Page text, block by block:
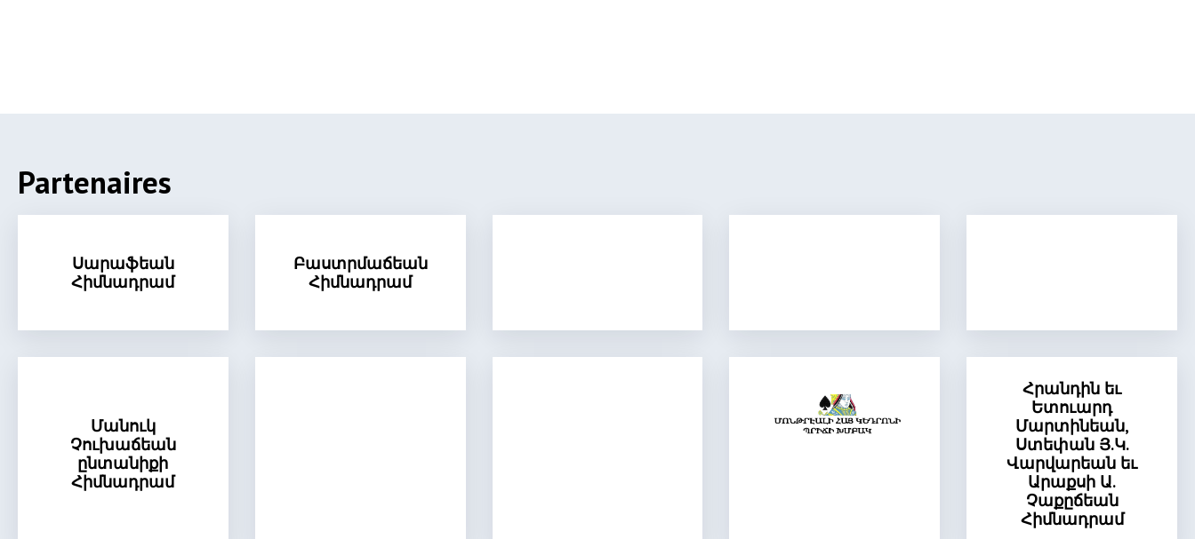
Partenaires
Սարաֆեան
Հիմնադրամ
Բաստրմաճեան
Հիմնադրամ
Մանուկ
Չուխաճեան
ընտանիքի
Հիմնադրամ
Հրանդին եւ
Ետուարդ
Մարտինեան,
Ստեփան Յ.Կ.
Վարվարեան եւ
Արաքսի Ա.
Չաքըճեան
Հիմնադրամ